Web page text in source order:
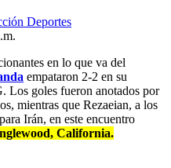
Deportes
en lo que va del
empataron 2-2 en su
Los goles fueron anotados por
mientras que Rezaeian, a los
Irán, en este encuentro
California.